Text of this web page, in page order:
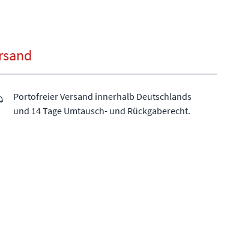
Portofreier Versand innerhalb Deutschlands
und 14 Tage Umtausch- und Rückgaberecht.